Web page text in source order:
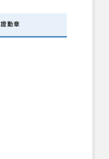
勳章